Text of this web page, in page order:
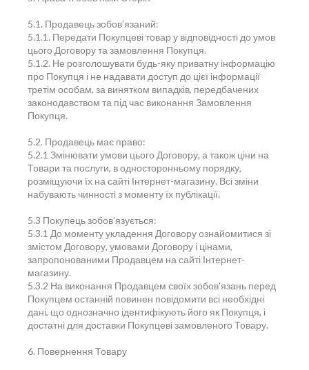
5.1. Продавець зобов’язаний:
5.1.1. Передати Покупцеві товар у відповідності до умов
цього Договору та замовлення Покупця.
5.1.2. Не розголошувати будь-яку приватну інформацію
про Покупця і не надавати доступ до цієї інформації
третім особам, за винятком випадків, передбачених
законодавством та під час виконання Замовлення
Покупця.
5.2. Продавець має право:
5.2.1 Змінювати умови цього Договору, а також ціни на
Товари та послуги, в односторонньому порядку,
розміщуючи їх на сайті Інтернет-магазину. Всі зміни
набувають чинності з моменту їх публікації.
5.3 Покупець зобов'язується:
5.3.1 До моменту укладення Договору ознайомитися зі
змістом Договору, умовами Договору і цінами,
запропонованими Продавцем на сайті Інтернет-
магазину.
5.3.2 На виконання Продавцем своїх зобов'язань перед
Покупцем останній повинен повідомити всі необхідні
дані, що однозначно ідентифікують його як Покупця, і
достатні для доставки Покупцеві замовленого Товару.
6. Повернення Товару